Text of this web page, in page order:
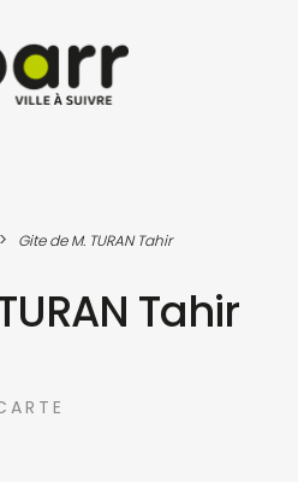
> Gite de M. TURAN Tahir
Tahir